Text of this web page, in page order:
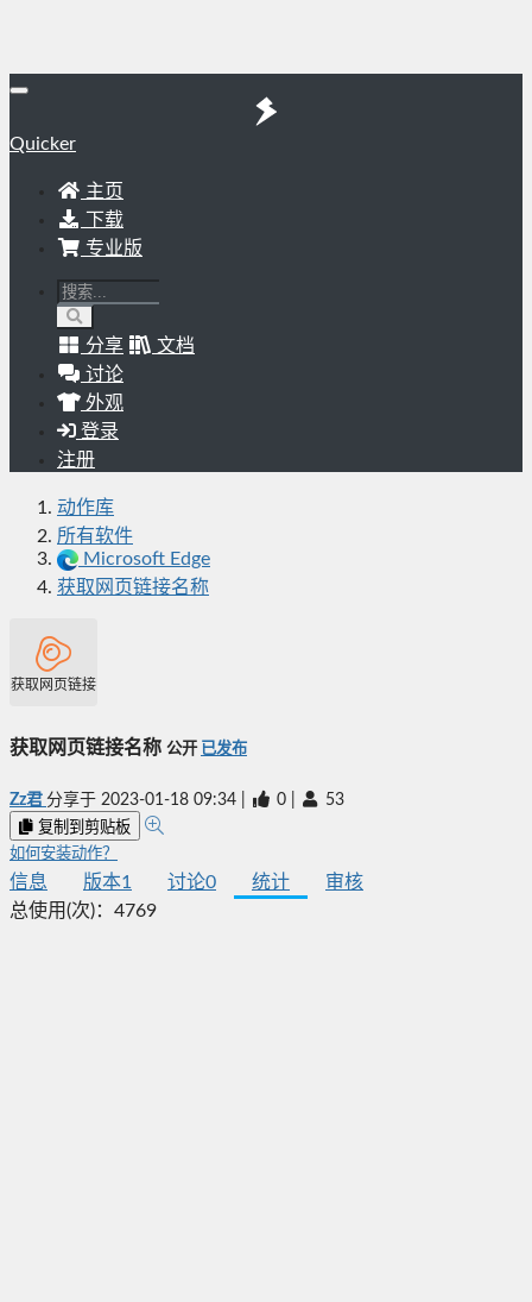
Quicker
主页
下载
专业版
分享
文档
讨论
外观
登录
注册
动作库
所有软件
Microsoft Edge
获取网页链接名称
获取网页链接名称
获取网页链接名称 公开 已发布
Zz君 分享于 2023-01-18 09:34 0 53
复制到剪贴板
如何安装动作？
信息 版本1 讨论0 统计
审核
总使用(次)： 4769